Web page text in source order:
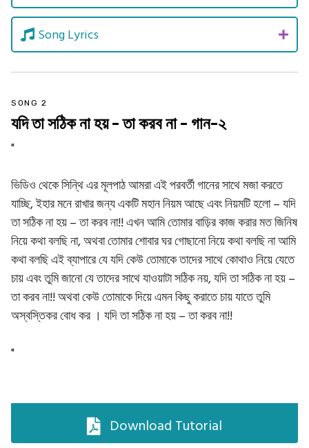
Song Lyrics
Download Tutorial
SONG 2
যদি তা সঠিক না হয় - তা করব না - গান-২
"
ভিডিও থেকে সিন্থি এর মূলপাঠ আমরা এই পরবর্তী গানের সাথে মজা করতে
যাচ্ছি, ইহার মনে রাখার জন্য একটি মহান নিয়ম আছে এবং নিয়মটি হলো – যদি
তা সঠিক না হয় – তা করব না!! এখন আমি তোমার বাড়ির কাজ করার মত জিনিষ
নিয়ে কথা বলছি না, অথবা তোমার শোবার ঘর গোছানো নিয়ে কথা বলছি না আমি
কথা বলছি এই ব্যাপারে যে যদি কেউ তোমাকে তাদের সাথে কোথাও নিয়ে যেতে
চায় এবং তুমি জানো যে তাদের সাথে যাওয়াটা সঠিক নয়, যদি তা সঠিক না হয় –
তা করব না!! অথবা কেউ তোমাকে দিয়ে এমন কিছু করাতে চায় যাতে তুমি
অস্বস্তিকর বোধ কর । যদি তা সঠিক না হয় – তা করব না!!
"